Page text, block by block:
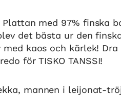
med 97% finska
det bästa ur den
kaos och kärlek! Dra
för TISKO TANSSI!
mannen i leijonat-